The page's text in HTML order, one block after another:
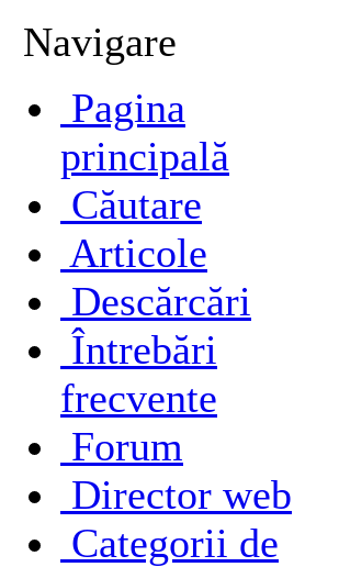
Navigare
Pagina
principală
Căutare
Articole
Descărcări
Întrebări
frecvente
Forum
Director web
Categorii de